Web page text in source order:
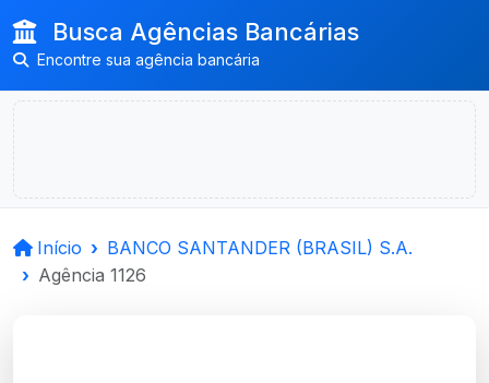
Busca Agências Bancárias
Encontre sua agência bancária
Início
BANCO SANTANDER (BRASIL) S.A.
Agência 1126